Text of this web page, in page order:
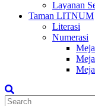
Layanan
Taman LITNUM
Literasi
Numerasi